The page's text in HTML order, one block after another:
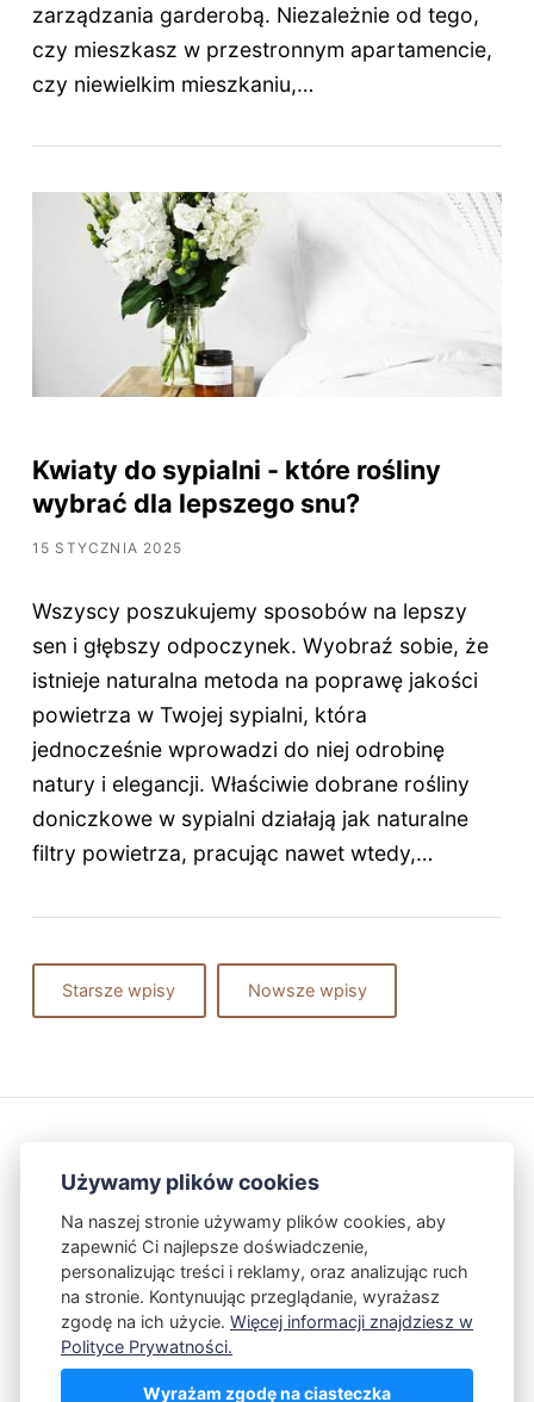
zarządzania garderobą. Niezależnie od tego,
czy mieszkasz w przestronnym apartamencie,
czy niewielkim mieszkaniu,…
Kwiaty do sypialni - które rośliny
wybrać dla lepszego snu?
15 STYCZNIA 2025
Wszyscy poszukujemy sposobów na lepszy
sen i głębszy odpoczynek. Wyobraź sobie, że
istnieje naturalna metoda na poprawę jakości
powietrza w Twojej sypialni, która
jednocześnie wprowadzi do niej odrobinę
natury i elegancji. Właściwie dobrane rośliny
doniczkowe w sypialni działają jak naturalne
filtry powietrza, pracując nawet wtedy,…
Starsze wpisy Nowsze wpisy
Kontakt Polityka Prywatności
Powered by Publii
Używamy plików cookies
Na naszej stronie używamy plików cookies, aby
zapewnić Ci najlepsze doświadczenie,
personalizując treści i reklamy, oraz analizując ruch
na stronie. Kontynuując przeglądanie, wyrażasz
zgodę na ich użycie. Więcej informacji znajdziesz w
Polityce Prywatności.
Wyrażam zgodę na ciasteczka